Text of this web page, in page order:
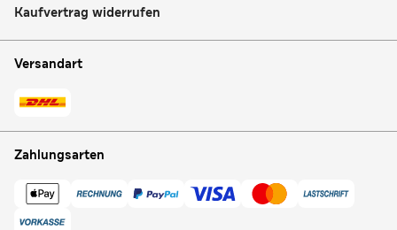
Kaufvertrag widerrufen
Versandart
Zahlungsarten